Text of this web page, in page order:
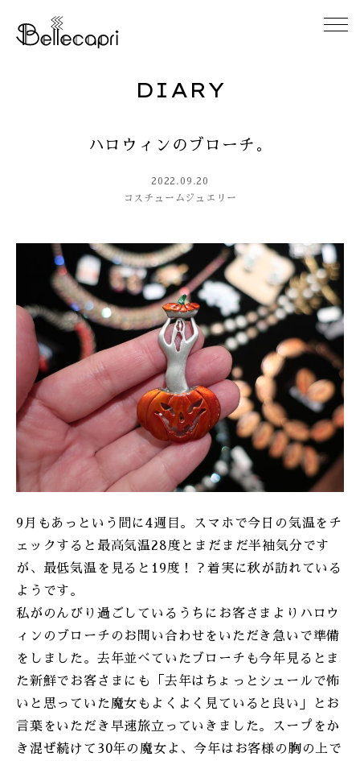
ACCESS
GALLERY
DIARY
CONTACT
ONLINE SHOP
DIARY
ハロウィンのブローチ。
2022.09.20
コスチュームジュエリー
9月もあっという間に4週目。スマホで今日の気温をチ
ェックすると最高気温28度とまだまだ半袖気分です
が、最低気温を見ると19度！？着実に秋が訪れている
ようです。
私がのんびり過ごしているうちにお客さまよりハロウ
ィンのブローチのお問い合わせをいただき急いで準備
をしました。去年並べていたブローチも今年見るとま
た新鮮でお客さまにも「去年はちょっとシュールで怖
いと思っていた魔女もよくよく見ていると良い」とお
言葉をいただき早速旅立っていきました。スープをか
き混ぜ続けて30年の魔女よ、今年はお客様の胸の上で